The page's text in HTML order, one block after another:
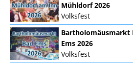
Mühldorf 2026
Volksfest
Bartholomäusmarkt
Ems 2026
Volksfest